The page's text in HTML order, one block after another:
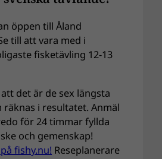
öppen till Åland
till att vara med i
fisketävling 12-13
det är de sex längsta
räknas i resultatet. Anmäl
för 24 timmar fyllda
och gemenskap!
fishy.nu! Reseplanerare